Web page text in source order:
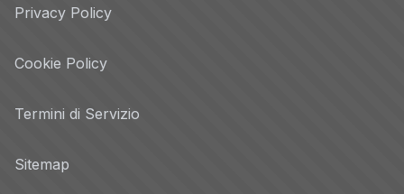
Privacy Policy
Cookie Policy
Termini di Servizio
Sitemap